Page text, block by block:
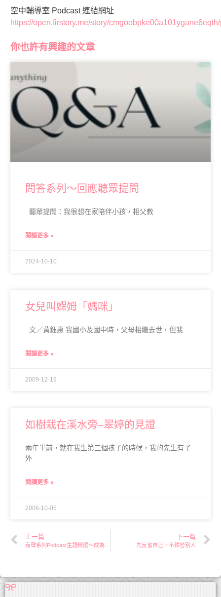
空中輔導室 Podcast 連結網址
https://open.firstory.me/story/
你也許有興趣的文章
問答系列～回應聽眾提問
聽眾提問：我很想在家陪伴小孩，相父教
閱讀更多 »
2024-10-10
女兒叫媬姆「媽咪」
文／黃鈺惠 我國小及國中時，父母相繼去世，但我
閱讀更多 »
2009-12-19
如樹栽在溪水旁–翠婷的見證
兩年半前，就在我生第三個孩子的時候，我的先生有了
外
閱讀更多 »
2006-10-05
上一篇 下一篇
先反省自己，不歸咎別人